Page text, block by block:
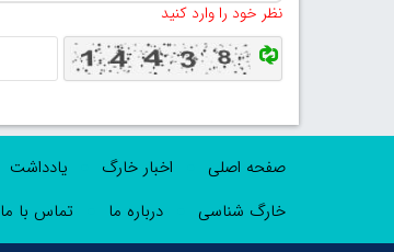
نظر خود را وارد کنید
صفحه اصلی اخبار خارگ یادداشت
خارگ شناسی
درباره ما تماس با ما